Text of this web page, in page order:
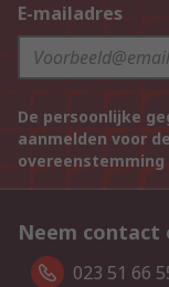
E-mailadres
De persoonlijke
aanmelden voor
overeenstemming
Neem contact
023 51 66